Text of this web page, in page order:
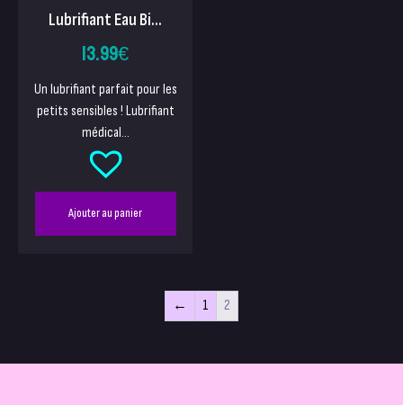
Lubrifiant Eau Bi...
13.99€
Un lubrifiant parfait pour les
petits sensibles ! Lubrifiant
médical...
Ajouter au panier
← 1 2